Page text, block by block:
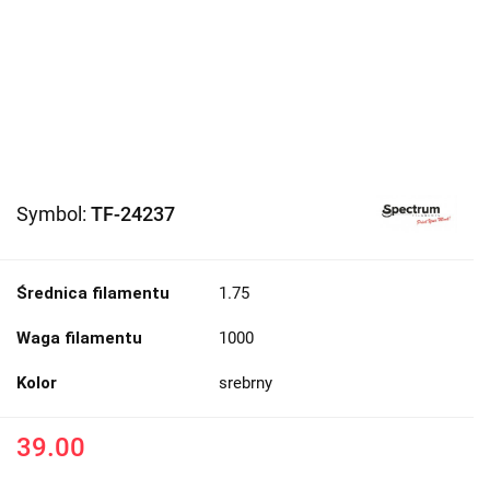
Symbol: TF-24237
Średnica filamentu 1.75
Waga filamentu 1000
Kolor srebrny
39.00